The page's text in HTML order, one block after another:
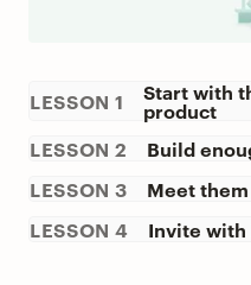
LESSON 1 Start with
product
LESSON 2
Build
LESSON 3
Meet
LESSON 4
Invite